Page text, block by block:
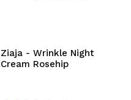
Ziaja - Wrinkle Night
Cream Rosehip